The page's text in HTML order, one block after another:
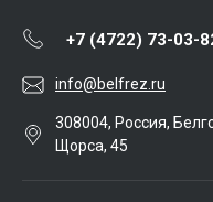
+7 (4722) 73-03-
info@belfrez.ru
308004, Россия,
Щорса, 45